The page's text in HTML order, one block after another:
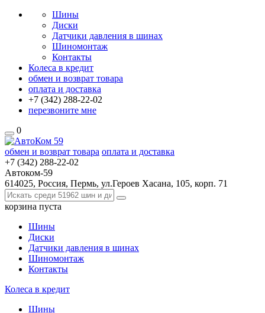
Шины
Диски
Датчики давления в шинах
Шиномонтаж
Контакты
Колеса в кредит
обмен и возврат товара
оплата и доставка
+7 (342) 288-22-02
перезвоните мне
0
обмен и возврат товара оплата и доставка
+7 (342) 288-22-02
Автоком-59
614025, Россия, Пермь, ул.Героев Хасана, 105, корп. 71
корзина пуста
Шины
Диски
Датчики давления в шинах
Шиномонтаж
Контакты
Колеса в кредит
Шины